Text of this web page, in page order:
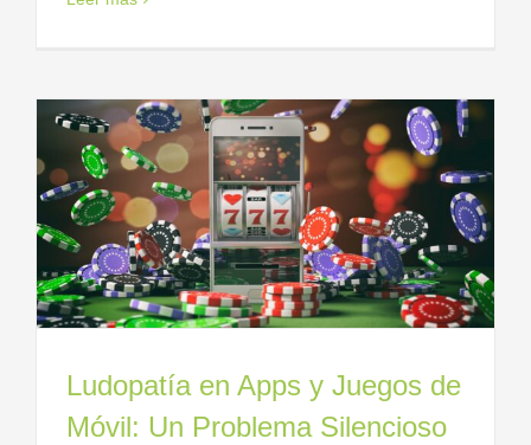
Ludopatía en Apps y Juegos de
Móvil: Un Problema Silencioso